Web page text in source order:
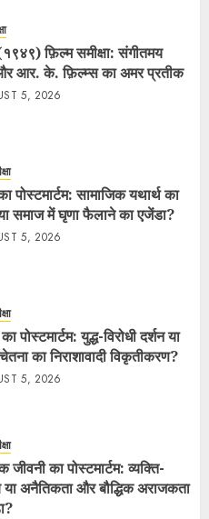
फ़िल्म समीक्षा: संगीतमय
आर. के. फ़िल्म्स का अमर प्रतीक
5, 2026
पोस्टमार्टम: सामाजिक यथार्थ का
समाज में घृणा फैलाने का एजेंडा?
5, 2026
पोस्टमार्टम: युद्ध-विरोधी दर्शन या
का निराशावादी विकृतीकरण?
5, 2026
का पोस्टमार्टम: व्यक्ति-
या अनैतिकता और बौद्धिक अराजकता